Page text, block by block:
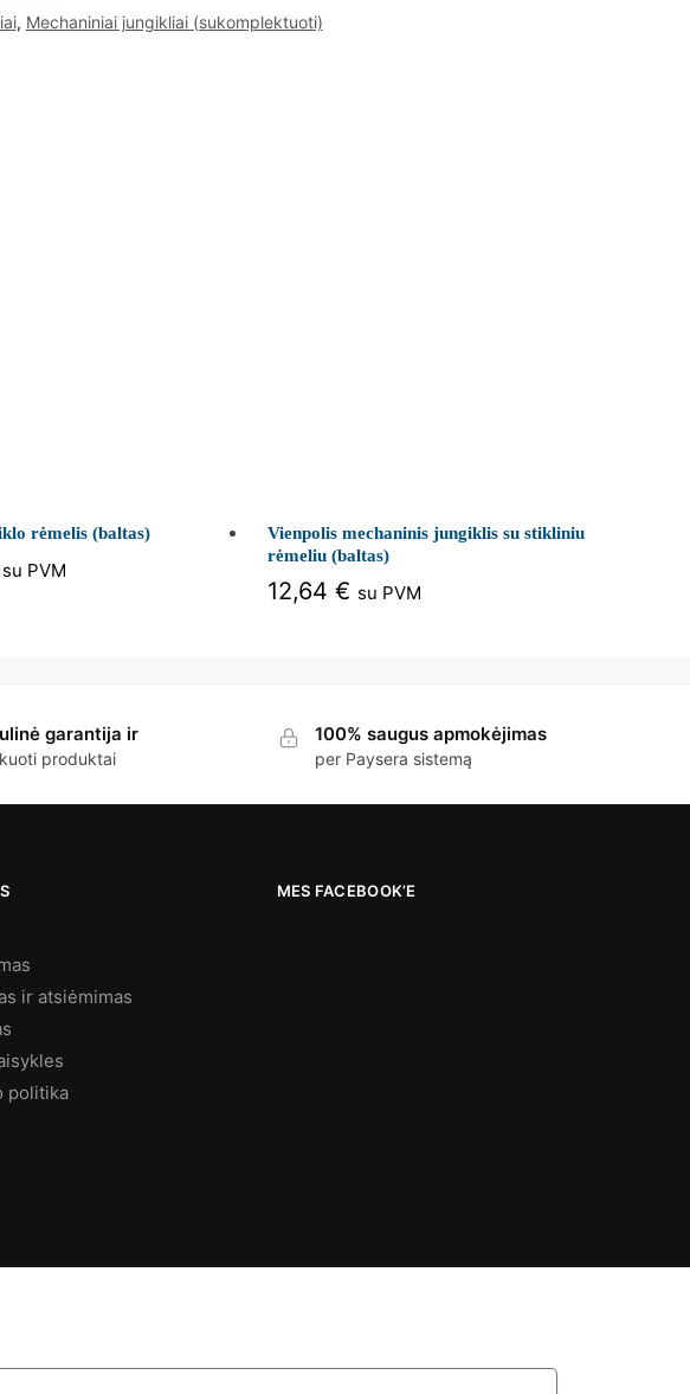
, Mechaniniai jungikliai (sukomplektuoti)
rėmelis (baltas)
su PVM
Vienpolis mechaninis jungiklis su stikliniu
rėmeliu (baltas)
12,64 € su PVM
garantija ir
produktai
100% saugus apmokėjimas
per Paysera sistemą
ir atsiėmimas
politika
MES FACEBOOK’E